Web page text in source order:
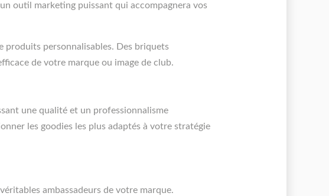
outil marketing puissant qui accompagnera vos
produits personnalisables. Des briquets
de votre marque ou image de club.
une qualité et un professionnalisme
les goodies les plus adaptés à votre stratégie
ambassadeurs de votre marque.